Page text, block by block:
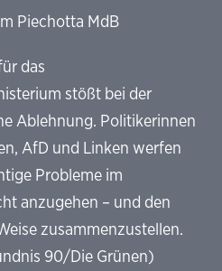
Piechotta MdB
das
stößt bei der
Ablehnung. Politikerinnen
AfD und Linken werfen
Probleme im
anzugehen – und den
zusammenzustellen.
90/Die Grünen)